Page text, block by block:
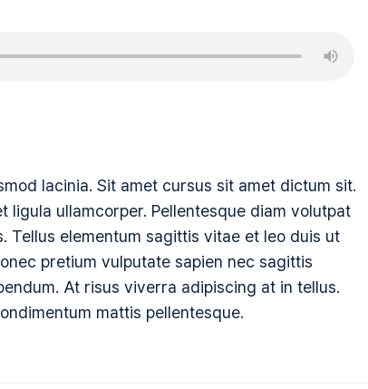
lacinia. Sit amet cursus sit amet dictum sit.
ligula ullamcorper. Pellentesque diam volutpat
Tellus elementum sagittis vitae et leo duis ut
pretium vulputate sapien nec sagittis
At risus viverra adipiscing at in tellus.
mattis pellentesque.